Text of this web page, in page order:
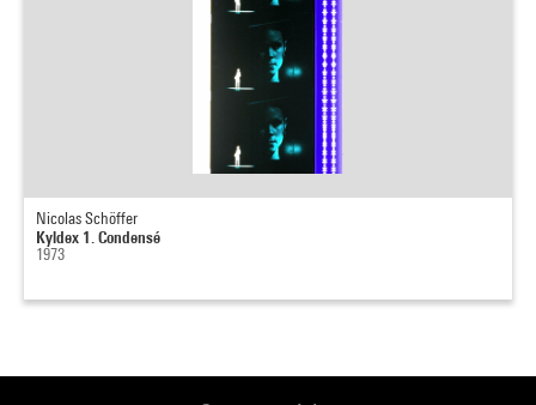
Nicolas Schöffer
Kyldex 1. Condensé
1973